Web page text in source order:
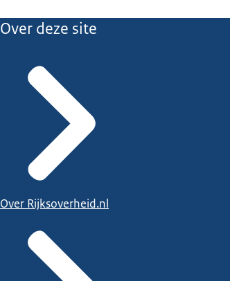
Over deze site
Over Rijksoverheid.nl